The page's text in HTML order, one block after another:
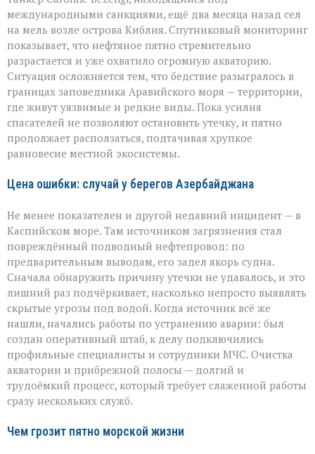
международными санкциями, ещё два месяца назад сел
на мель возле острова Киблия. Спутниковый мониторинг
показывает, что нефтяное пятно стремительно
разрастается и уже охватило огромную акваторию.
Ситуация осложняется тем, что бедствие разыгралось в
границах заповедника Аравийского моря — территории,
где живут уязвимые и редкие виды. Пока усилия
спасателей не позволяют остановить утечку, и пятно
продолжает расползаться, подтачивая хрупкое
равновесие местной экосистемы.
Цена ошибки: случай у берегов Азербайджана
Не менее показателен и другой недавний инцидент — в
Каспийском море. Там источником загрязнения стал
повреждённый подводный нефтепровод: по
предварительным выводам, его задел якорь судна.
Сначала обнаружить причину утечки не удавалось, и это
лишний раз подчёркивает, насколько непросто выявлять
скрытые угрозы под водой. Когда источник всё же
нашли, начались работы по устранению аварии: был
создан оперативный штаб, к делу подключились
профильные специалисты и сотрудники МЧС. Очистка
акватории и прибрежной полосы — долгий и
трудоёмкий процесс, который требует слаженной работы
сразу нескольких служб.
Чем грозит пятно морской жизни